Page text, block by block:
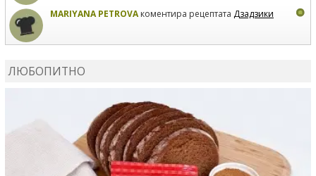
MARIYANA PETROVAкоментира рецептата Дзадзики
ЛЮБОПИТНО